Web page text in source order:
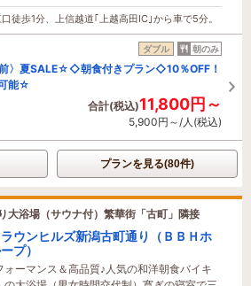
徒歩1分、上信越道｢上越高田IC｣から車で5分。
ダブル 朝のみ
〉夏SALE☆◇朝食付きプラン◇10％OFF！
能☆
合計(税込)11,800円～
5,900円～/人(税込)
プランを見る(80件)
大浴場（サウナ付）繁華街「古町」隣接
ウンヒルズ新潟古町通り（ＢＢＨホ
プ）
ォーマンス＆高品質♪人気の和洋朝食バイキ